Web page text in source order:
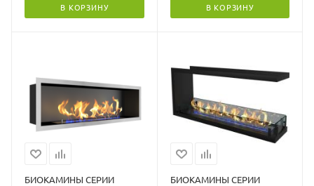
В КОРЗИНУ В КОРЗИНУ
БИОКАМИНЫ СЕРИИ
БИОКАМИНЫ СЕРИИ